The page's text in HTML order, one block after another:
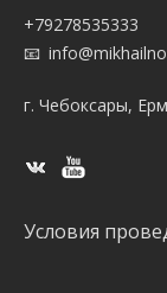
+79278535333
г. Чебоксары,
Условия